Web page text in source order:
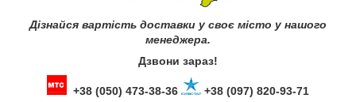
Дізнайся вартість доставки у своє місто у нашого
менеджера.
Дзвони зараз!
+38 (050) 473-38-36 +38 (097) 820-93-71